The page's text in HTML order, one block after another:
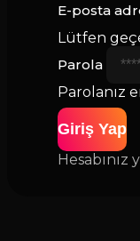
E-posta
Lütfen
Parola
Parolanız
Giriş Yap
Hesabınız